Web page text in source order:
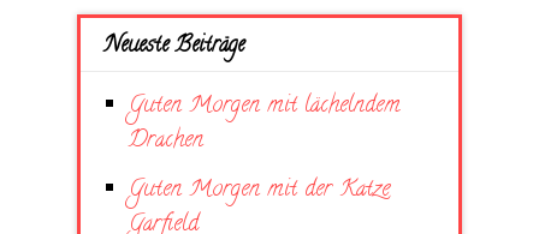
Neueste Beiträge
Guten Morgen mit lächelndem
Drachen
Guten Morgen mit der Katze
Garfield